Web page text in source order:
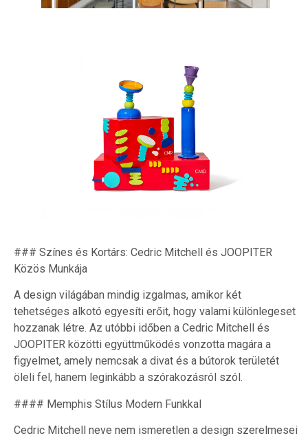
### Színes és Kortárs: Cedric Mitchell és JOOPITER
Közös Munkája
A design világában mindig izgalmas, amikor két
tehetséges alkotó egyesíti erőit, hogy valami különlegeset
hozzanak létre. Az utóbbi időben a Cedric Mitchell és
JOOPITER közötti együttműködés vonzotta magára a
figyelmet, amely nemcsak a divat és a bútorok területét
öleli fel, hanem leginkább a szórakozásról szól.
#### Memphis Stílus Modern Funkkal
Cedric Mitchell neve nem ismeretlen a design szerelmesei